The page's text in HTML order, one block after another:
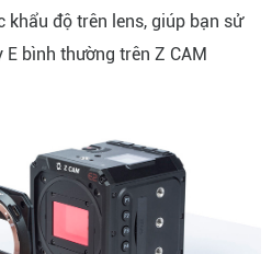
khẩu độ trên lens, giúp bạn sử
bình thường trên Z CAM